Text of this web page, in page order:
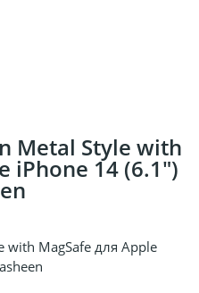
Metal Style with
iPhone 14 (6.1")
with MagSafe для Apple